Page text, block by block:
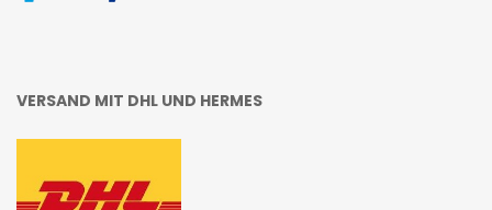
VERSAND MIT DHL UND HERMES